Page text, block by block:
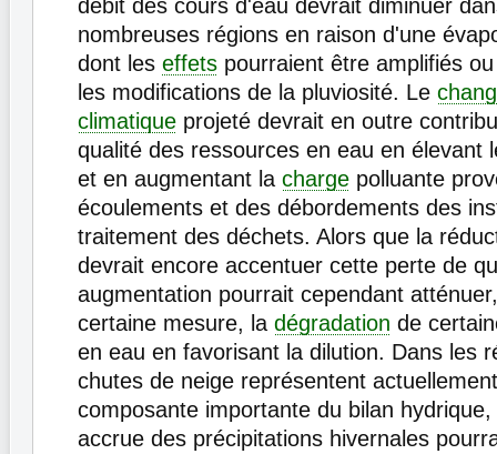
débit des cours d'eau devrait diminuer
nombreuses régions en raison d'une
dont les effets pourraient être amplifiés
les modifications de la pluviosité. Le
climatique projeté devrait en outre
qualité des ressources en eau en élevant
et en augmentant la charge polluante
écoulements et des débordements des
traitement des déchets. Alors que la
devrait encore accentuer cette perte de
augmentation pourrait cependant
certaine mesure, la dégradation de
en eau en favorisant la dilution. Dans les
chutes de neige représentent
composante importante du bilan
accrue des précipitations hivernales